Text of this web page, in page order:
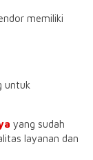
memiliki
untuk
yang sudah
layanan dan